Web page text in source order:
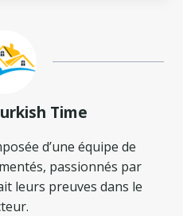
Time
d’une équipe de
passionnés par
leurs preuves dans le